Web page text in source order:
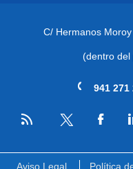
C/ Hermanos Moroy
(dentro del
941 271
RSS
Aviso Legal Política